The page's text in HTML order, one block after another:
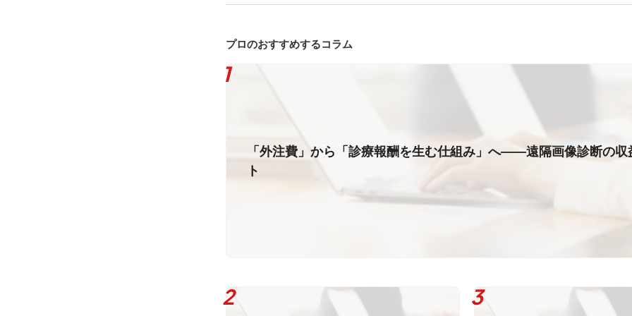
プロのおすすめするコラム
「外注費」から「診療報酬を生む仕組み」へ――遠隔画像診断の収
ト